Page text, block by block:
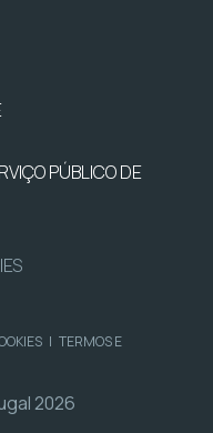
PÚBLICO DE
| TERMOS E
2026